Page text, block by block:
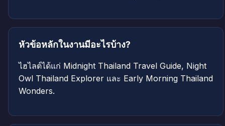
หัวข้อหลักในงานมีอะไรบ้าง?
ไฮไลต์ได้แก่ Midnight Thailand Travel Guide, Night
Owl Thailand Explorer และ Early Morning Thailand
Wonders.